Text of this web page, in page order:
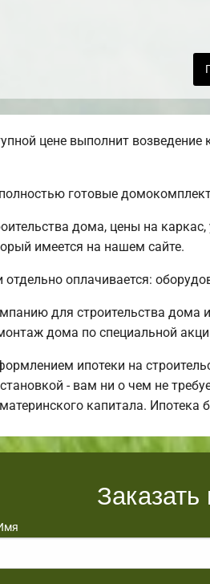
цене выполнит возведение
готовые
дома, цены на
имеется на нашем сайте.
отдельно оплачивается:
для строительства
дома по специальной
ипотеки на
- вам ни о чем не
капитала.